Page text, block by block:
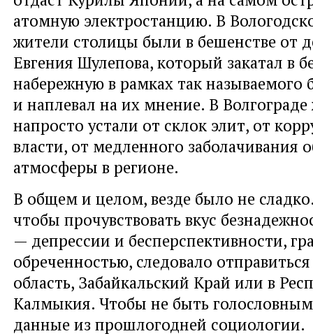
атомную электростанцию. В
жители столицы были в бешенстве от
Евгения Шулепова, который закатал в
набережную в рамках так называемого
и наплевал на их мнение. В
напросто устали от склок элит, от
власти, от медленного заболачивания
атмосферы в регионе.
В общем и целом, везде было не
чтобы прочувствовать вкус
— депрессии и бесперспективности,
обреченностью, следовало
область, Забайкальский Край или в
Калмыкия. Чтобы не быть
данные из прошлогодней социологии.